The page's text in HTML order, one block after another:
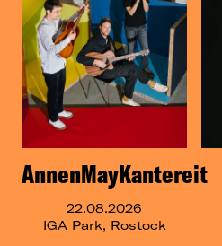
AnnenMayKantereit
22.08.2026
IGA Park, Rostock